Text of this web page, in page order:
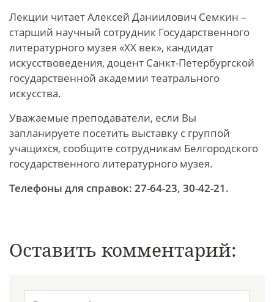
Лекции читает Алексей Даниилович Семкин –
старший научный сотрудник Государственного
литературного музея «XX век», кандидат
искусствоведения, доцент Санкт-Петербургской
государственной академии театрального
искусства.
Уважаемые преподаватели, если Вы
запланируете посетить выставку с группой
учащихся, сообщите сотрудникам Белгородского
государственного литературного музея.
Телефоны для справок: 27-64-23, 30-42-21.
Оставить комментарий: